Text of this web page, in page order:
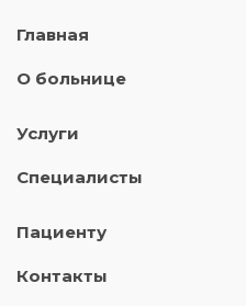
Главная
О больнице
Услуги
Специалисты
Пациенту
Контакты